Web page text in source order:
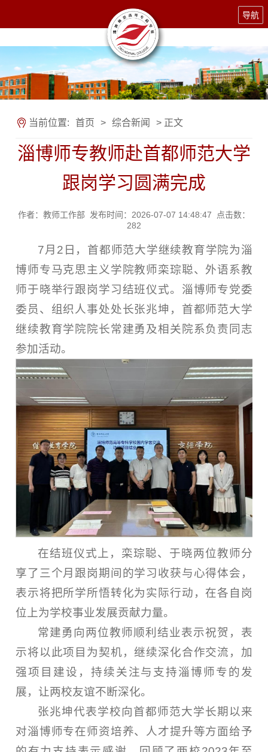
导航
当前位置: 首页 > 综合新闻 > 正文
淄博师专教师赴首都师范大学
跟岗学习圆满完成
作者：教师工作部 发布时间：2026-07-07 14:48:47 点击数：
282
7月2日，首都师范大学继续教育学院为淄
博师专马克思主义学院教师栾琮聪、外语系教
师于晓举行跟岗学习结班仪式。淄博师专党委
委员、组织人事处处长张兆坤，首都师范大学
继续教育学院院长常建勇及相关院系负责同志
参加活动。
在结班仪式上，栾琮聪、于晓两位教师分
享了三个月跟岗期间的学习收获与心得体会，
表示将把所学所悟转化为实际行动，在各自岗
位上为学校事业发展贡献力量。
常建勇向两位教师顺利结业表示祝贺，表
示将以此项目为契机，继续深化合作交流，加
强项目建设，持续关注与支持淄博师专的发
展，让两校友谊不断深化。
张兆坤代表学校向首都师范大学长期以来
对淄博师专在师资培养、人才提升等方面给予